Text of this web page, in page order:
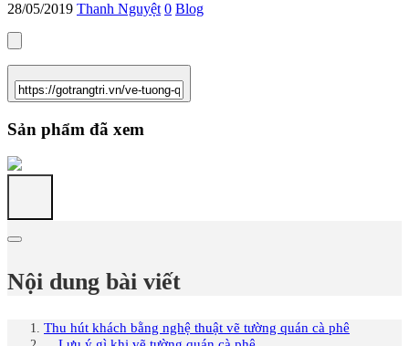
28/05/2019 Thanh Nguyệt 0 Blog
Sản phẩm đã xem
Nội dung bài viết
Thu hút khách bằng nghệ thuật vẽ tường quán cà phê